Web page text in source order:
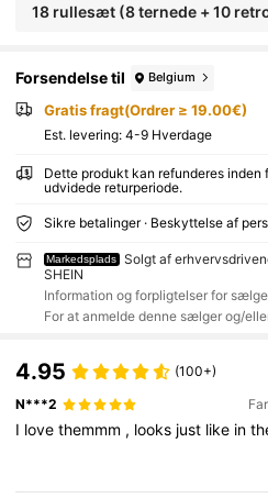
18 rullesæt (8 ternede + 10
Forsendelse til Belgium
Gratis fragt(Ordrer ≥ 19.00€)
Est. levering: 4-9 Hverdage
Dette produkt kan refunderes inden
udvidede returperiode.
Sikre betalinger · Beskyttelse af
Markedsplads
Solgt af
SHEIN
Information og forpligtelser for
For at anmelde denne sælger og/
4.95 (100+)
N***2
I lovethemmm , looks just like in